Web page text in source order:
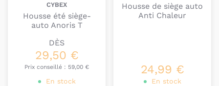
CYBEX
Housse été siège-
auto Anoris T
DÈS
29,50 €
Prix conseillé : 59,00 €
En stock
Housse de siège auto
Anti Chaleur
24,99 €
En stock